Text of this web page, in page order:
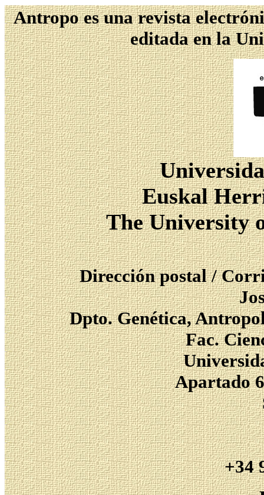
Antropo es una revista
editada en la
Euskal
The University
Dirección postal /
Dpto. Genética,
Fac.
Apartado
+34